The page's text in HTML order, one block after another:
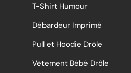
T-Shirt Humour
Débardeur Imprimé
Pull et Hoodie Drôle
Vêtement Bébé Drôle